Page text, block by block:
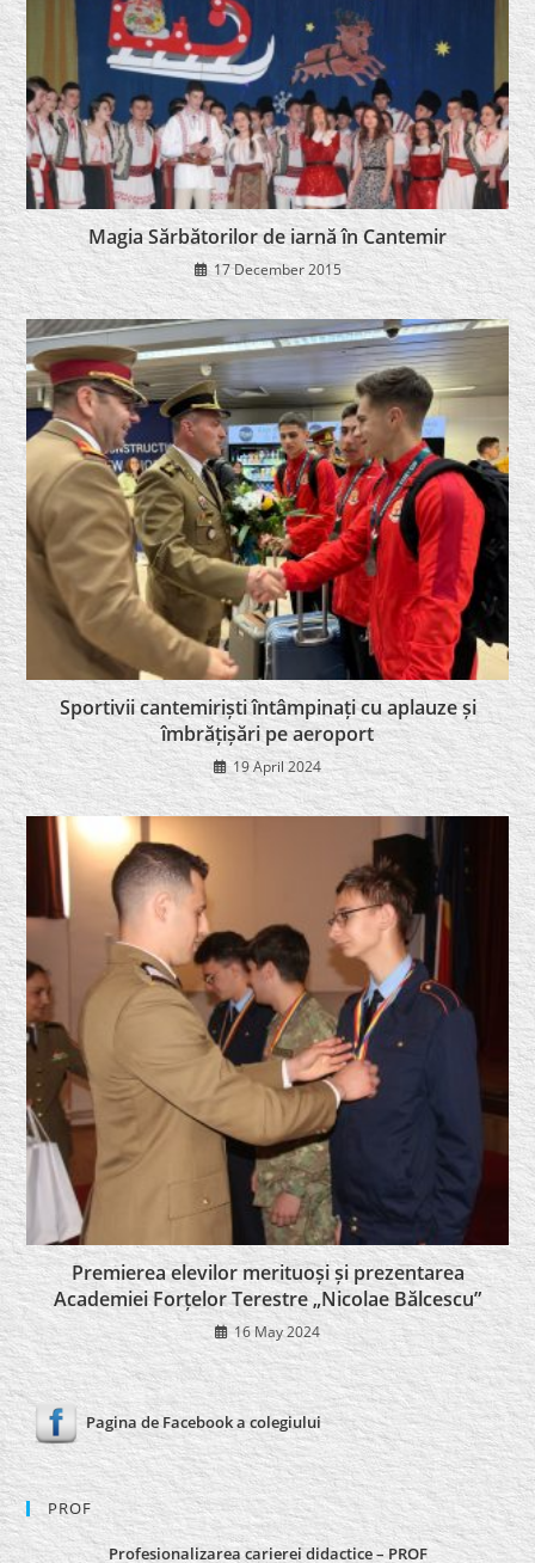
Magia Sărbătorilor de iarnă în Cantemir
17 December 2015
Sportivii cantemiriști întâmpinați cu aplauze și
îmbrățișări pe aeroport
19 April 2024
Premierea elevilor merituoși și prezentarea
Academiei Forțelor Terestre „Nicolae Bălcescu”
16 May 2024
Pagina de Facebook a colegiului
PROF
Profesionalizarea carierei didactice – PROF